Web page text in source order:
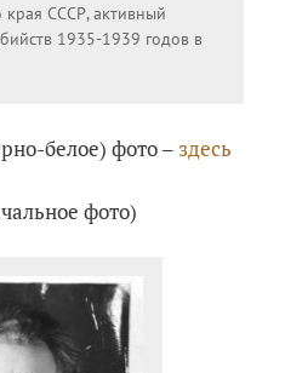
СССР, активный
1935-1939 годов в
белое) фото – здесь
фото)